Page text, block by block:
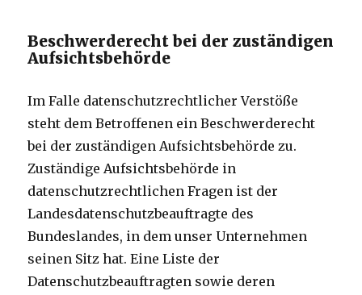
Beschwerderecht bei der zuständigen
Aufsichtsbehörde
Im Falle datenschutzrechtlicher Verstöße
steht dem Betroffenen ein Beschwerderecht
bei der zuständigen Aufsichtsbehörde zu.
Zuständige Aufsichtsbehörde in
datenschutzrechtlichen Fragen ist der
Landesdatenschutzbeauftragte des
Bundeslandes, in dem unser Unternehmen
seinen Sitz hat. Eine Liste der
Datenschutzbeauftragten sowie deren